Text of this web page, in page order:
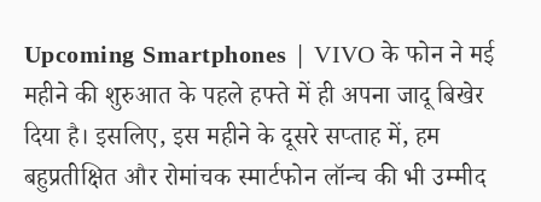
Upcoming Smartphones | VIVO के फोन ने मई
महीने की शुरुआत के पहले हफ्ते में ही अपना जादू बिखेर
दिया है। इसलिए, इस महीने के दूसरे सप्ताह में, हम
बहुप्रतीक्षित और रोमांचक स्मार्टफोन लॉन्च की भी उम्मीद